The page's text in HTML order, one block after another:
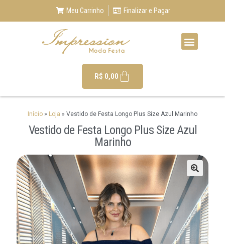
Meu Carrinho Finalizar e Pagar
R$ 0,00
Início » Loja » Vestido de Festa Longo Plus Size Azul Marinho
Vestido de Festa Longo Plus Size Azul
Marinho
🔍